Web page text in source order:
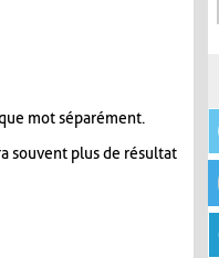
mot séparément.
souvent plus de résultat